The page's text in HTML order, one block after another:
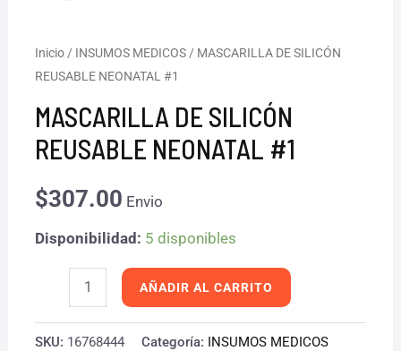
Inicio / INSUMOS MEDICOS / MASCARILLA DE SILICÓN
REUSABLE NEONATAL #1
MASCARILLA DE SILICÓN
REUSABLE NEONATAL #1
$307.00 Envio
Disponibilidad: 5 disponibles
MASCARILLA
DE
SILICÓN
REUSABLE
NEONATAL
#1
AÑADIR AL CARRITO
SKU: 16768444 Categoría:
INSUMOS MEDICOS